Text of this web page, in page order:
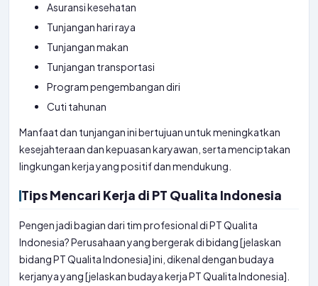
Asuransi kesehatan
Tunjangan hari raya
Tunjangan makan
Tunjangan transportasi
Program pengembangan diri
Cuti tahunan
Manfaat dan tunjangan ini bertujuan untuk meningkatkan
kesejahteraan dan kepuasan karyawan, serta menciptakan
lingkungan kerja yang positif dan mendukung.
Tips Mencari Kerja di PT Qualita Indonesia
Pengen jadi bagian dari tim profesional di PT Qualita
Indonesia? Perusahaan yang bergerak di bidang [jelaskan
bidang PT Qualita Indonesia] ini, dikenal dengan budaya
kerjanya yang [jelaskan budaya kerja PT Qualita Indonesia].